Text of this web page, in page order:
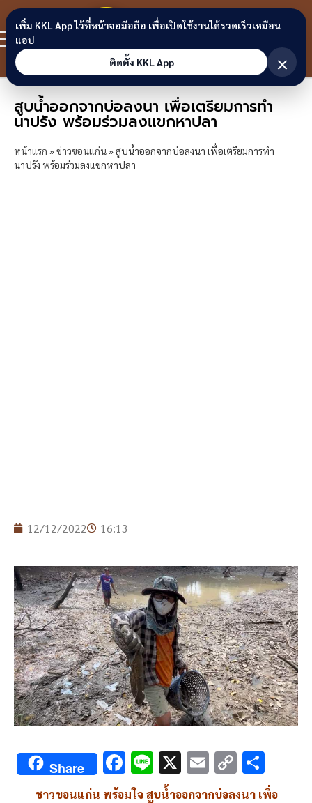
Skip to content
ขอนแก่น
ลิงก์
สูบน้ำออกจากบ่อลงนา เพื่อเตรียมการทำ
นาปรัง พร้อมร่วมลงแขกหาปลา
หน้าแรก »ข่าวขอนแก่น»สูบน้ำออกจากบ่อลงนา เพื่อเตรียมการทำ
นาปรัง พร้อมร่วมลงแขกหาปลา
12/12/2022 16:13
Share F
ac
Li
n
X E
m
C
o h
ชาวขอนแก่น พร้อมใจสูบน้ำออกจากบ่อลงนา เพื่อ
เพิ่ม KKL App ไว้ที่หน้าจอมือถือ เพื่อเปิดใช้งานได้รวดเร็วเหมือน
แอป
ติดตั้ง KKL App
×